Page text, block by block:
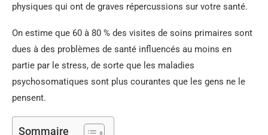
physiques qui ont de graves répercussions sur votre santé.
On estime que 60 à 80 % des visites de soins primaires sont
dues à des problèmes de santé influencés au moins en
partie par le stress, de sorte que les maladies
psychosomatiques sont plus courantes que les gens ne le
pensent.
Sommaire